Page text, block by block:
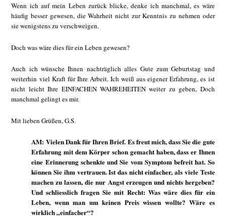
Wenn ich auf mein Leben zurück blicke, denke ich manchmal, es wäre
häufig besser gewesen, die Wahrheit nicht zur Kenntnis zu nehmen oder
sie wenigstens zu verschweigen.
Doch was wäre dies für ein Leben gewesen?
Auch ich wünsche Ihnen nachträglich alles Gute zum Geburtstag und
weiterhin viel Kraft für Ihre Arbeit. Ich weiß aus eigener Erfahrung, es ist
nicht leicht Ihre EINFACHEN WAHREHEITEN weiter zu geben, Doch
manchmal gelingt es mir.
Mit lieben Grüßen, G.S.
AM: Vielen Dank für Ihren Brief. Es freut mich, dass Sie die gute
Erfahrung mit dem Körper schon gemacht haben, dass er Ihnen
eine Erinnerung schenkte und Sie vom Symptom befreit hat. So
können Sie ihm vertrauen. Ist das nicht einfacher, als viele Teste
machen zu lassen, die nur Angst erzeugen und nichts hergeben?
Und schliesslich fragen Sie mit Recht: Was wäre dies für ein
Leben, wenn man um keinen Preis wissen wollte? Wäre es
wirklich „einfacher“?